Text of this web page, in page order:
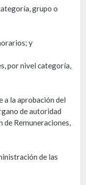
grupo o
y
por nivel categoría,
a la aprobación del
de autoridad
Remuneraciones,
de las